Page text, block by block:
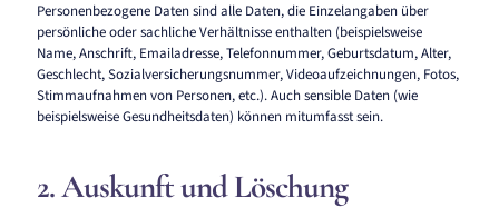
Personenbezogene Daten sind alle Daten, die Einzelangaben über
persönliche oder sachliche Verhältnisse enthalten (beispielsweise
Name, Anschrift, Emailadresse, Telefonnummer, Geburtsdatum, Alter,
Geschlecht, Sozialversicherungsnummer, Videoaufzeichnungen, Fotos,
Stimmaufnahmen von Personen, etc.). Auch sensible Daten (wie
beispielsweise Gesundheitsdaten) können mitumfasst sein.
2. Auskunft und Löschung